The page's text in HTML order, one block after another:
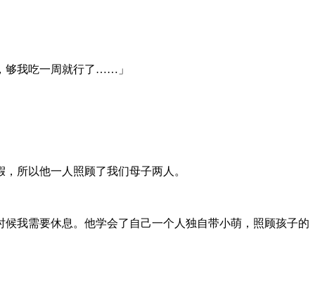
够我吃一周就行了……」
所以他一人照顾了我们母子两人。
我需要休息。他学会了自己一个人独自带小萌，照顾孩子的